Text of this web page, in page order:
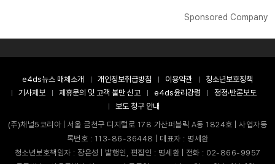
Sponsored Company
e4ds뉴스 매체소개 개인정보취급방침 이용약관
청소년보호정책
기사제보
제휴문의 및 고객 불만 신고 e4ds윤리강령
정정·반론보도
보도 청구 안내
(주)채널5코리아 | 서울 금천구 디지털로 178 가산퍼블릭 A동 1824호 | 사업자등
록번호 : 113-86-36448 | 대표자 : 명세환
청소년보호책임자 : 장은성 | 발행인, 편집인 : 명세환 | 전화 : 02-866-9957